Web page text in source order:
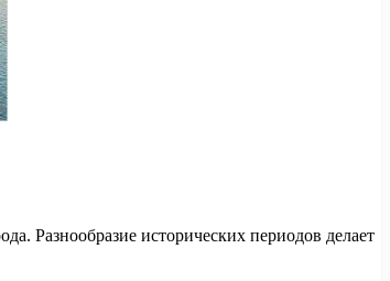
Разнообразие исторических периодов делает